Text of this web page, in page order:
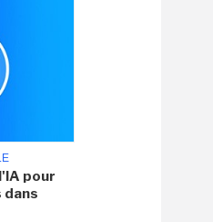
pour